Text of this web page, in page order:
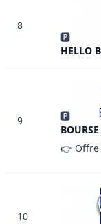
8
🅿
HELLO
9
🅿
👉 Offre
10